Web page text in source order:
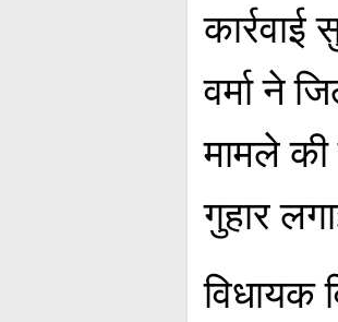
वर्मा ने
मामले की
गुहार
विधायक